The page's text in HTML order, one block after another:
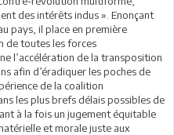
des intérêts indus ». Enonçant
pays, il place en première
de toutes les forces
l’accélération de la transposition
afin d’éradiquer les poches de
de la coalition
les plus brefs délais possibles de
à la fois un jugement équitable
et morale juste aux